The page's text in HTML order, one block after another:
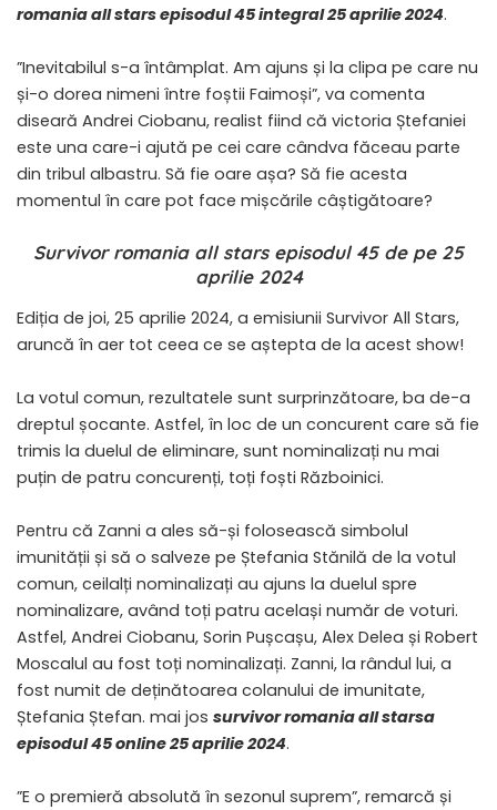
romania all stars episodul 45 integral 25 aprilie 2024.
”Inevitabilul s-a întâmplat. Am ajuns și la clipa pe care nu
și-o dorea nimeni între foștii Faimoși”, va comenta
diseară Andrei Ciobanu, realist fiind că victoria Ștefaniei
este una care-i ajută pe cei care cândva făceau parte
din tribul albastru. Să fie oare așa? Să fie acesta
momentul în care pot face mișcările câștigătoare?
Survivor romania all stars episodul 45 de pe 25
aprilie 2024
Ediția de joi, 25 aprilie 2024, a emisiunii Survivor All Stars,
aruncă în aer tot ceea ce se aștepta de la acest show!
La votul comun, rezultatele sunt surprinzătoare, ba de-a
dreptul șocante. Astfel, în loc de un concurent care să fie
trimis la duelul de eliminare, sunt nominalizați nu mai
puțin de patru concurenți, toți foști Războinici.
Pentru că Zanni a ales să-și folosească simbolul
imunității și să o salveze pe Ștefania Stănilă de la votul
comun, ceilalți nominalizați au ajuns la duelul spre
nominalizare, având toți patru același număr de voturi.
Astfel, Andrei Ciobanu, Sorin Pușcașu, Alex Delea și Robert
Moscalul au fost toți nominalizați. Zanni, la rândul lui, a
fost numit de deținătoarea colanului de imunitate,
Ștefania Ștefan. mai jos survivor romania all starsa
episodul 45 online 25 aprilie 2024.
”E o premieră absolută în sezonul suprem”, remarcă și